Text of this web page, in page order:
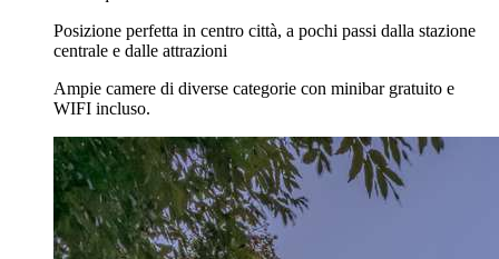
Posizione perfetta in centro città, a pochi passi dalla stazione
centrale e dalle attrazioni
Ampie camere di diverse categorie con minibar gratuito e
WIFI incluso.